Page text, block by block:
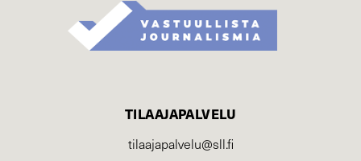
TILAAJAPALVELU
tilaajapalvelu@sll.fi